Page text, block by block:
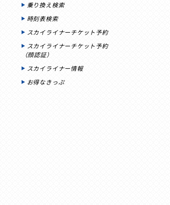
乗り換え検索
時刻表検索
スカイライナーチケット予約
スカイライナーチケット予約
（顔認証）
スカイライナー情報
お得なきっぷ